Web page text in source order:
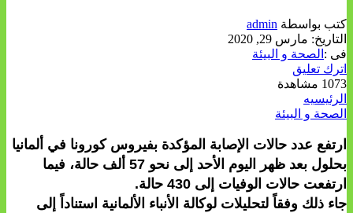
كتب بواسطة admin
التاريخ: مارس 29, 2020
فى : الصحة و البيئة
اترك تعليق
1073 مشاهدة
الرئيسيه
الصحة و البيئة
ارتفع عدد حالات الإصابة المؤكدة بفيروس كورونا في ألمانيا
بحلول بعد ظهر اليوم الأحد إلى نحو 57 ألف حالة، فيما
ارتفعت حالات الوفيات إلى 430 حالة.
جاء ذلك وفقاً لتحليلات لوكالة الأنباء الألمانية استناداً إلى